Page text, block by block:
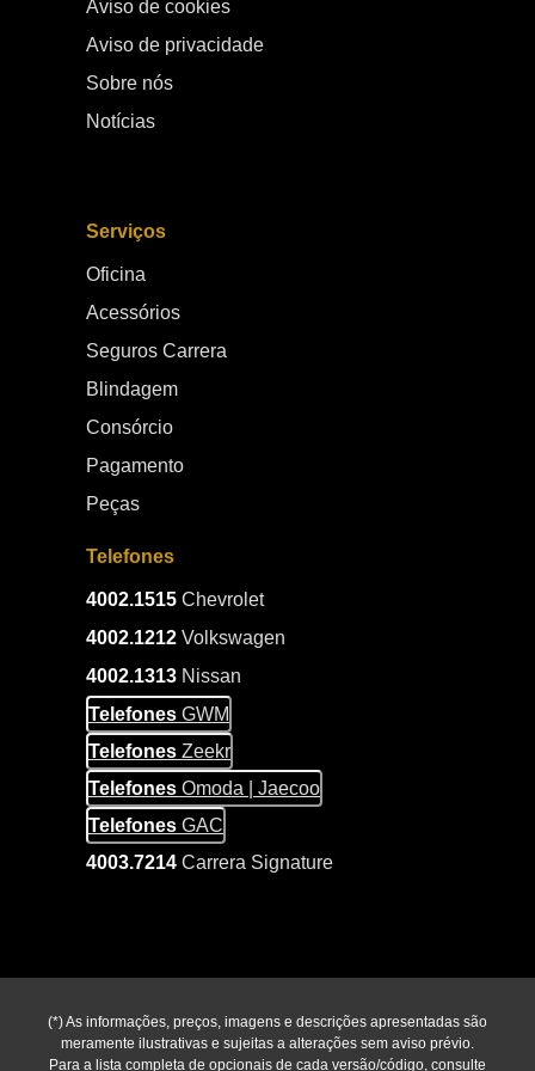
Aviso de cookies
Aviso de privacidade
Sobre nós
Notícias
Serviços
Oficina
Acessórios
Seguros Carrera
Blindagem
Consórcio
Pagamento
Peças
Telefones
4002.1515 Chevrolet
4002.1212 Volkswagen
4002.1313 Nissan
Telefones GWM
Telefones Zeekr
Telefones Omoda | Jaecoo
Telefones GAC
4003.7214 Carrera Signature
(*) As informações, preços, imagens e descrições apresentadas são
meramente ilustrativas e sujeitas a alterações sem aviso prévio.
Para a lista completa de opcionais de cada versão/código, consulte